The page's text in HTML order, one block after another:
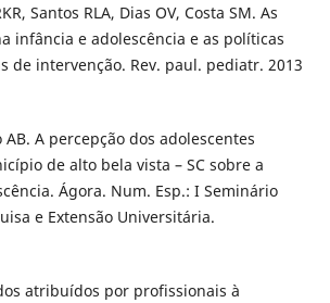
Santos RLA, Dias OV, Costa SM. As
infância e adolescência e as políticas
de intervenção. Rev. paul. pediatr. 2013
A percepção dos adolescentes
de alto bela vista – SC sobre a
Ágora. Num. Esp.: I Seminário
e Extensão Universitária.
atribuídos por profissionais à